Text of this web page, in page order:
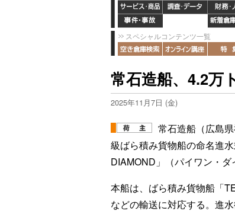
スペシャルコンテンツ一覧
常石造船、4.2万
2025年11月7日 (金)
常石造船（広島
級ばら積み貨物船の命名進
DIAMOND」（パイワン・ダ
本船は、ばら積み貨物船「
などの輸送に対応する。進